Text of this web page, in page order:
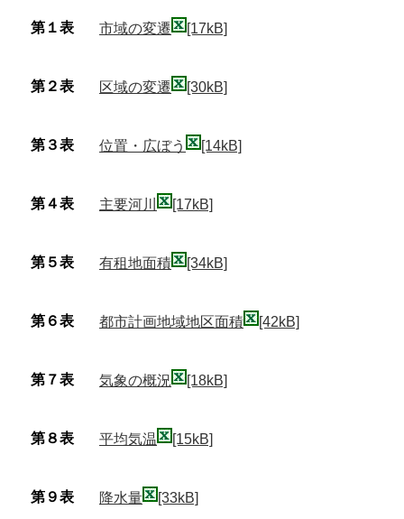
第１表 市域の変遷 [17kB]
第２表 区域の変遷 [30kB]
第３表 位置・広ぼう [14kB]
第４表 主要河川 [17kB]
第５表 有租地面積 [34kB]
第６表 都市計画地域地区面積 [42kB]
第７表 気象の概況 [18kB]
第８表 平均気温 [15kB]
第９表 降水量 [33kB]